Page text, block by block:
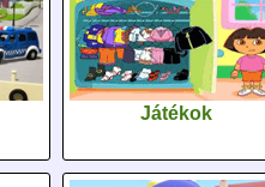
Játékok